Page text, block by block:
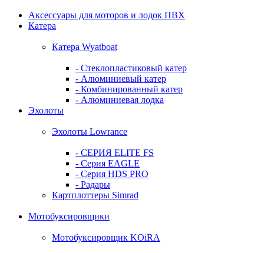
Аксессуары для моторов и лодок ПВХ
Катера
Катера Wyatboat
- Cтеклопластиковый катер
- Алюминиевый катер
- Комбинированный катер
- Алюминиевая лодка
Эхолоты
Эхолоты Lowrance
- СЕРИЯ ELITE FS
- Серия EAGLE
- Серия HDS PRO
- Радары
Картплоттеры Simrad
Мотобуксировщики
Мотобуксировщик KOiRA